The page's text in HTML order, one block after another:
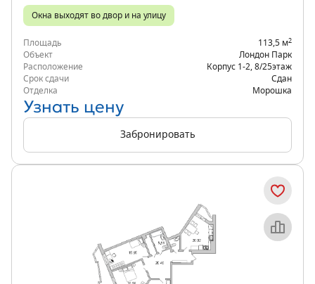
Окна выходят во двор и на улицу
Площадь 113,5 м2
Объект
Лондон Парк
Расположение
Корпус 1-2 8/25этаж
Срок сдачи
Сдан
Отделка
Морошка
Узнать цену
Забронировать